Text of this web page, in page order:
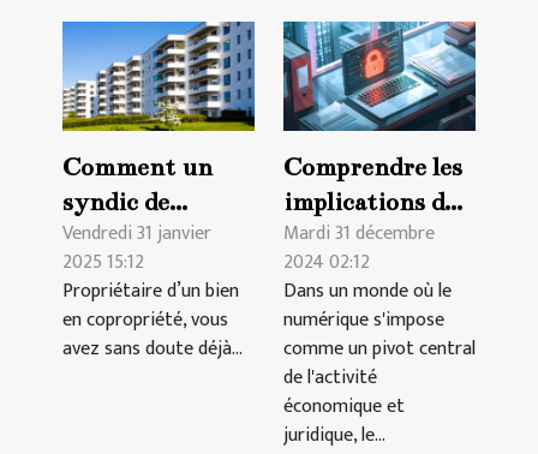
Comment un
syndic de
copropriété au
Luxembourg
garantit la
valorisation de
Vendredi 31 janvier
2025 15:12
Propriétaire d’un bien
en copropriété, vous
avez sans doute déjà...
Comprendre les
implications du
GDPR pour les
services
juridiques en
ligne
Mardi 31 décembre
2024 02:12
Dans un monde où le
numérique s'impose
comme un pivot central
de l'activité
économique et
juridique, le...